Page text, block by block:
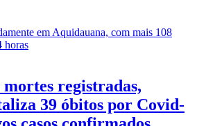
mortes registradas,
39 óbitos por Covid-